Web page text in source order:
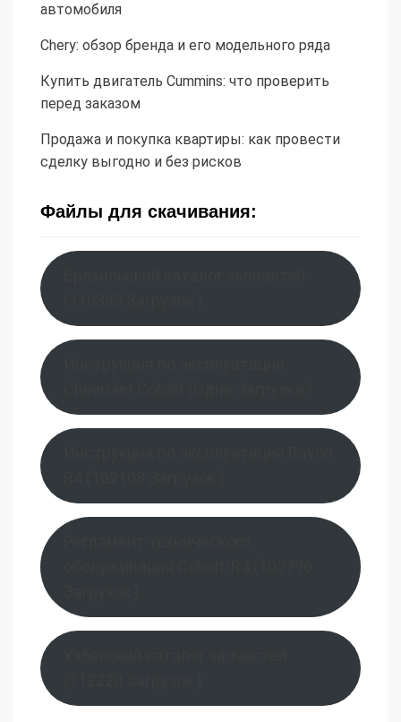
автомобиля
Chery: обзор бренда и его модельного ряда
Купить двигатель Cummins: что проверить
перед заказом
Продажа и покупка квартиры: как провести
сделку выгодно и без рисков
Файлы для скачивания: